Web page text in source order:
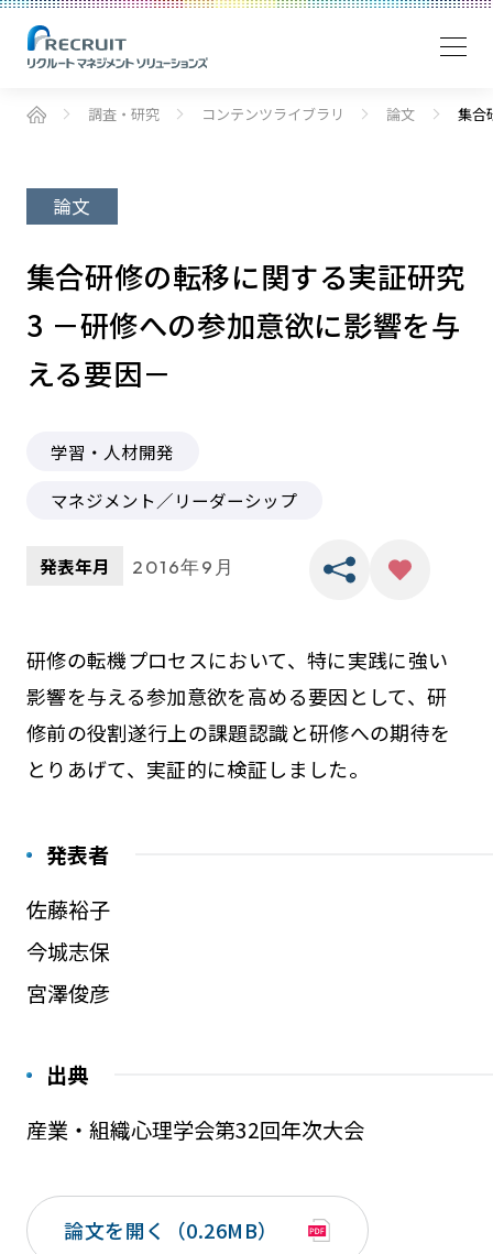
調査・研究 コンテンツライブラリ 論文 集合
論文
集合研修の転移に関する実証研究
3 －研修への参加意欲に影響を与
える要因－
学習・人材開発
マネジメント／リーダーシップ
発表年月 2016年9月
研修の転機プロセスにおいて、特に実践に強い
影響を与える参加意欲を高める要因として、研
修前の役割遂行上の課題認識と研修への期待を
とりあげて、実証的に検証しました。
発表者
佐藤裕子
今城志保
宮澤俊彦
出典
産業・組織心理学会第32回年次大会
論文を開く（0.26MB）